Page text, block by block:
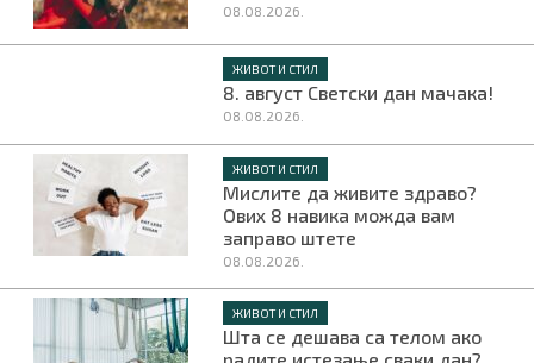
08.08.2026.
ЖИВОТ И СТИЛ
8. август Светски дан мачака!
08.08.2026.
ЖИВОТ И СТИЛ
Мислите да живите здраво?
Ових 8 навика можда вам
заправо штете
08.08.2026.
ЖИВОТ И СТИЛ
Шта се дешава са телом ако